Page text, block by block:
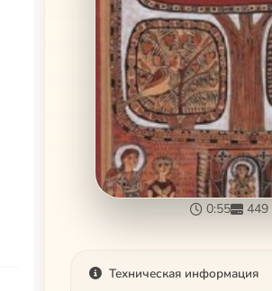
0:55
Техническая информация